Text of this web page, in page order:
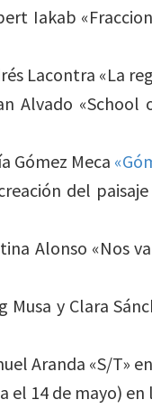
Iakab
Lacontra «La
Alvado «School
Gómez Meca
del
Alonso «Nos
Musa y Clara
Aranda «S/T»
el 14 de mayo) en